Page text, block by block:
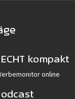
kompakt
online